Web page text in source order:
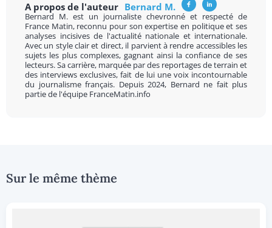
A propos de l'auteur Bernard M.
Bernard M. est un journaliste chevronné et respecté de
France Matin, reconnu pour son expertise en politique et ses
analyses incisives de l'actualité nationale et internationale.
Avec un style clair et direct, il parvient à rendre accessibles les
sujets les plus complexes, gagnant ainsi la confiance de ses
lecteurs. Sa carrière, marquée par des reportages de terrain et
des interviews exclusives, fait de lui une voix incontournable
du journalisme français. Depuis 2024, Bernard ne fait plus
partie de l'équipe FranceMatin.info
Sur le même thème